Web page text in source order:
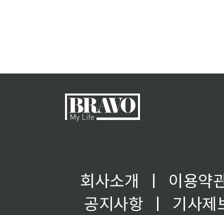
회사소개 ㅣ
이용약
공지사항
ㅣ
기사제